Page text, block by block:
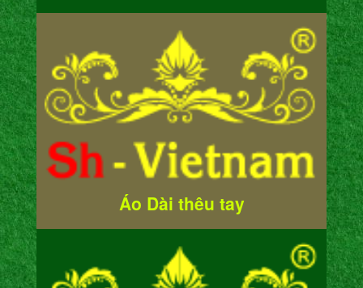
Áo Dài thêu tay